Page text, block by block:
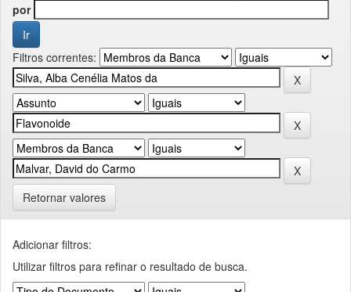
por
Filtros correntes:
Retornar valores
Adicionar filtros:
Utilizar filtros para refinar o resultado de busca.